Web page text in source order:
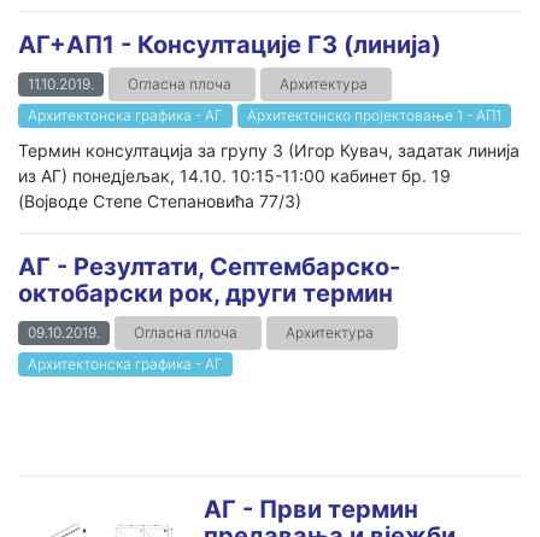
AГ+АП1 - Консултације Г3 (линија)
11.10.2019. Огласна плоча
Архитектура
Архитектонска графика - АГ
Архитектонско пројектовање 1 - AП1
Термин консултација за групу 3 (Игор Кувач, задатак линија
из АГ) понедјељак, 14.10. 10:15-11:00 кабинет бр. 19
(Војводе Степе Степановића 77/3)
АГ - Резултати, Септембарско-
октобарски рок, други термин
09.10.2019. Огласна плоча
Архитектура
Архитектонска графика - АГ
АГ - Први термин